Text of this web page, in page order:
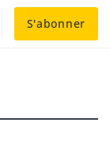
S'abonner